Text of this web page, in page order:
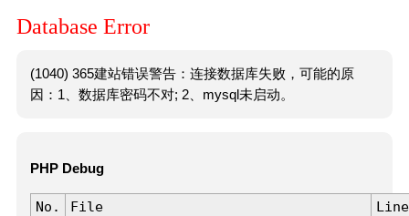
Database Error
(1040) 365建站错误警告：连接数据库失败，可能的原
因：1、数据库密码不对; 2、mysql未启动。
PHP Debug
No. File
Line